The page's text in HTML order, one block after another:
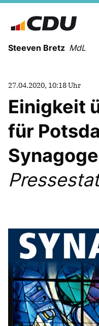
Steeven Bretz MdL
CDU Fraktion
27.04.2020, 10:18 Uhr
Einigkeit
für